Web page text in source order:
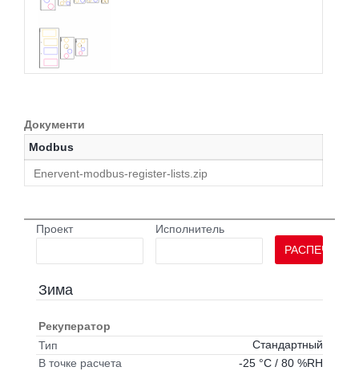
Документи
Modbus
Enervent-modbus-register-lists.zip
Проект
Исполнитель
Зима
Рекуператор
Тип
Стандартный
В точке расчета
-25 °C / 80 %RH